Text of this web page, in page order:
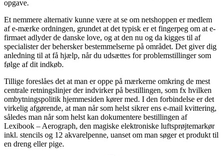
opgave.
Et nemmere alternativ kunne være at se om netshoppen er medlem
af e-mærke ordningen, grundet at det typisk er et fingerpeg om at e-
firmaet adlyder de danske love, og at den nu og da kigges til af
specialister der behersker bestemmelserne på området. Det giver dig
anledning til at få hjælp, når du udsættes for problemstillinger som
følge af dit indkøb.
Tillige foreslåes det at man er oppe på mærkerne omkring de mest
centrale retningslinjer der indvirker på bestillingen, som fx hvilken
ombytningspolitik hjemmesiden kører med. I den forbindelse er det
virkelig afgørende, at man når som helst sikrer ens e-mail kvittering,
således man når som helst kan dokumentere bestillingen af
Lexibook – Aerograph, den magiske elektroniske luftsprøjtemarkør
inkl. stencils og 12 akvarelpenne, uanset om man søger et produkt til
en dreng eller pige.